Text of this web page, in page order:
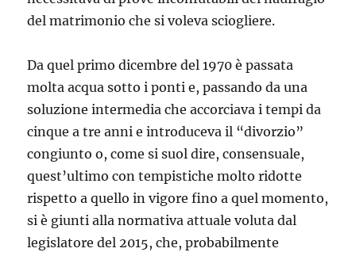
del matrimonio che si voleva sciogliere.
Da quel primo dicembre del 1970 è passata
molta acqua sotto i ponti e, passando da una
soluzione intermedia che accorciava i tempi da
cinque a tre anni e introduceva il “divorzio”
congiunto o, come si suol dire, consensuale,
quest’ultimo con tempistiche molto ridotte
rispetto a quello in vigore fino a quel momento,
si è giunti alla normativa attuale voluta dal
legislatore del 2015, che, probabilmente